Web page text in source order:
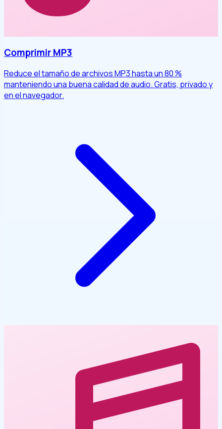
Comprimir MP3
Reduce el tamaño de archivos MP3 hasta un 80 %
manteniendo una buena calidad de audio. Gratis, privado y
en el navegador.